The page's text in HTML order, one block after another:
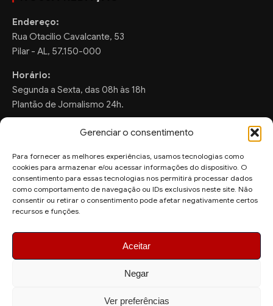
Gerenciar o consentimento
Para fornecer as melhores experiências, usamos tecnologias como
cookies para armazenar e/ou acessar informações do dispositivo. O
consentimento para essas tecnologias nos permitirá processar dados
como comportamento de navegação ou IDs exclusivos neste site. Não
consentir ou retirar o consentimento pode afetar negativamente certos
recursos e funções.
Aceitar
Negar
Ver preferências
Endereço:
Rua Otacilio Cavalcante, 53
Pilar - AL, 57.150-000
Horário:
Segunda a Sexta, das 08h às 18h
Plantão de Jornalismo 24h.
FALE CONOSCO
Sugestões de Pauta:
ronaldo.valentim150@gmail.com
© 2026 AquiAgora - Todos os direitos reservados.